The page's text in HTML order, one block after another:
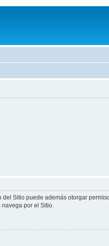
Sitio puede además otorgar
por el Sitio.